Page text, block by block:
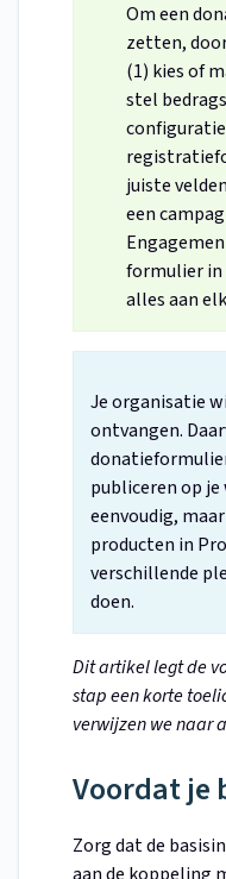
Om een
zetten,
(1) kies of
stel
juiste
een
formulier in
alles aan
Je organisatie
ontvangen.
publiceren op
eenvoudig,
producten in
verschillende
doen.
Dit artikel legt de
stap een korte
verwijzen we naar
Voordat je
Zorg dat de